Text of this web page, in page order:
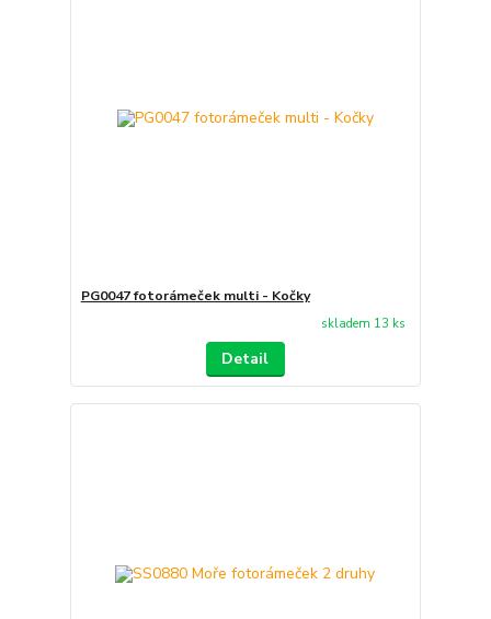
PG0047 fotorámeček multi - Kočky
skladem 13 ks
Detail